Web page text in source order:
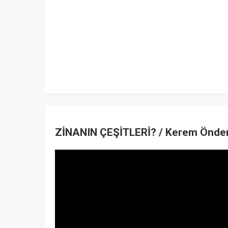
ZİNANIN ÇEŞİTLERİ? / Kerem